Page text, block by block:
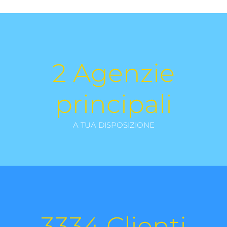
2 Agenzie
principali
A TUA DISPOSIZIONE